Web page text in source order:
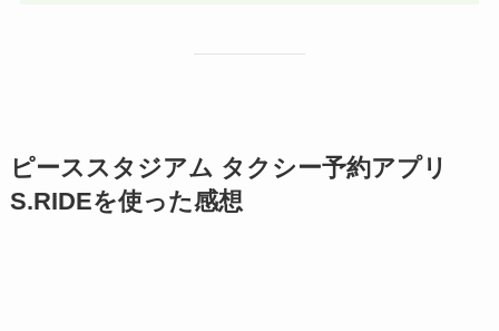
ピーススタジアム タクシー予約アプリ
S.RIDEを使った感想